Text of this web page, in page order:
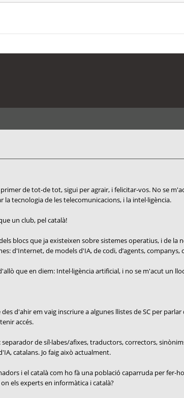
de tot-de tot, sigui per agrair, i felicitar-vos. No se
tecnologia de les telecomunicacions, i la intel·ligència.
un club, pel català!
blocs que ja existeixen sobre sistemes operatius, i de
d'Internet, de models d'IA, de codi, d’agents, companys,
que en diem: Intel·ligència artificial, i no se m'acut un
d'ahir em vaig inscriure a algunes llistes de SC per
accés.
de síl·labes/afixes, traductors, correctors,
catalans. Jo faig això actualment.
i el català com ho fà una població caparruda per fer-
els experts en informàtica i català?